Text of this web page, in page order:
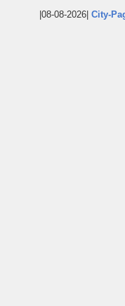
|08-08-2026| City-